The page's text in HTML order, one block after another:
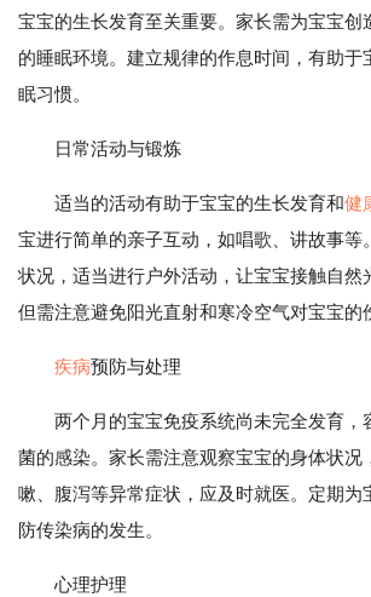
宝宝的生长发育至关重要。家长需为宝宝创
的睡眠环境。建立规律的作息时间，有助于
眠习惯。
日常活动与锻炼
适当的活动有助于宝宝的生长发育和健
宝进行简单的亲子互动，如唱歌、讲故事等
状况，适当进行户外活动，让宝宝接触自然
但需注意避免阳光直射和寒冷空气对宝宝的
疾病预防与处理
两个月的宝宝免疫系统尚未完全发育，
菌的感染。家长需注意观察宝宝的身体状况
嗽、腹泻等异常症状，应及时就医。定期为
防传染病的发生。
心理护理